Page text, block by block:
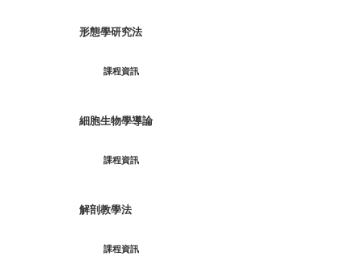
形態學研究法
課程資訊
細胞生物學導論
課程資訊
解剖教學法
課程資訊